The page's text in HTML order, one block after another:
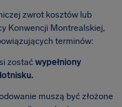
zwrot kosztów lub
Konwencji Montrealskiej,
terminów:
zostaćwypełniony
muszą być złożone